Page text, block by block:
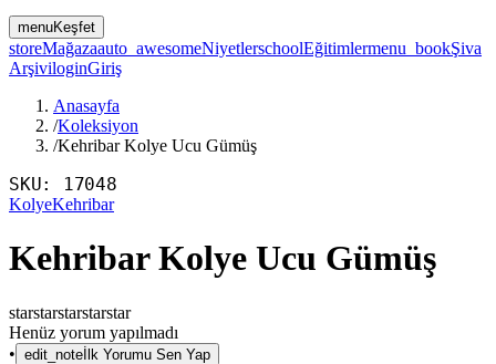
menuKeşfet
storeMağazaauto_awesomeNiyetlerschoolEğitimlermenu_bookŞiva
ArşiviloginGiriş
Anasayfa
/Koleksiyon
/Kehribar Kolye Ucu Gümüş
SKU: 17048
KolyeKehribar
Kehribar Kolye Ucu Gümüş
starstarstarstarstar
Henüz yorum yapılmadı
• edit_note İlk Yorumu Sen Yap